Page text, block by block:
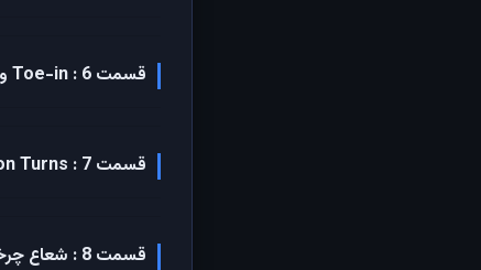
قسمت 6 : Toe-in و Toe-out
قسمت 7 : Toe-out on Turns
قسمت 8 : شعاع چرخیدن خودرو